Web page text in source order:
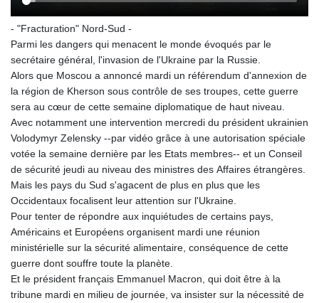
- "Fracturation" Nord-Sud -
Parmi les dangers qui menacent le monde évoqués par le
secrétaire général, l'invasion de l'Ukraine par la Russie.
Alors que Moscou a annoncé mardi un référendum d'annexion de
la région de Kherson sous contrôle de ses troupes, cette guerre
sera au cœur de cette semaine diplomatique de haut niveau.
Avec notamment une intervention mercredi du président ukrainien
Volodymyr Zelensky --par vidéo grâce à une autorisation spéciale
votée la semaine dernière par les Etats membres-- et un Conseil
de sécurité jeudi au niveau des ministres des Affaires étrangères.
Mais les pays du Sud s'agacent de plus en plus que les
Occidentaux focalisent leur attention sur l'Ukraine.
Pour tenter de répondre aux inquiétudes de certains pays,
Américains et Européens organisent mardi une réunion
ministérielle sur la sécurité alimentaire, conséquence de cette
guerre dont souffre toute la planète.
Et le président français Emmanuel Macron, qui doit être à la
tribune mardi en milieu de journée, va insister sur la nécessité de